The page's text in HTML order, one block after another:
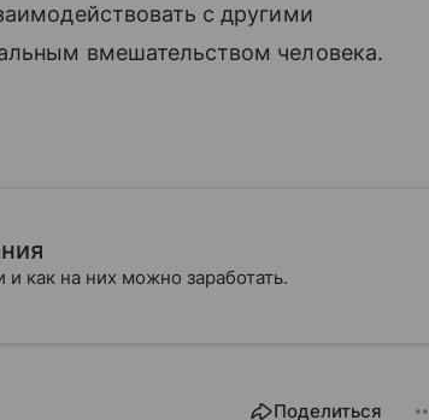
с другими
вмешательством человека.
как на них можно заработать.
Поделиться